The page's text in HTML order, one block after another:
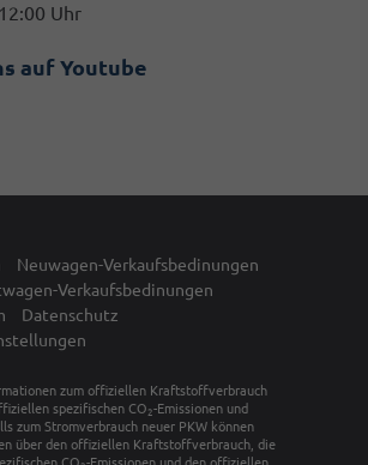
Uhr
auf Youtube
Neuwagen-Verkaufsbedinungen
Verkaufsbedinungen
Datenschutz
zum offiziellen Kraftstoffverbrauch
spezifischen CO 2-Emissionen und
zum Stromverbrauch neuer PKW können
über den offiziellen Kraftstoffverbrauch, die